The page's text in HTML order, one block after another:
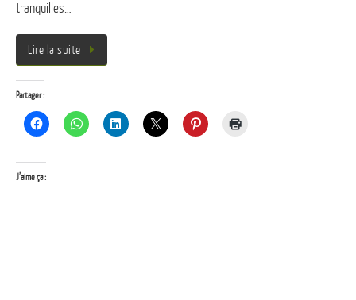
tranquilles…
Lire la suite
Partager :
J’aime ça :